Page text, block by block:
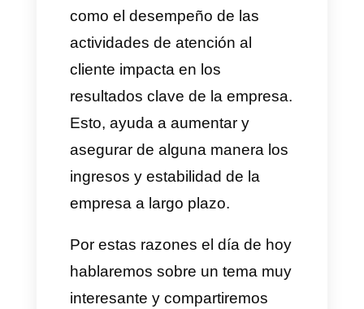
cuando la lealtad y el amor por
una marca hace la diferencia.
En el caso de las operaciones
de atención al cliente, la misma
es un proceso que se basa en
datos y ayuda a las
organizaciones a entender
como el desempeño de las
actividades de atención al